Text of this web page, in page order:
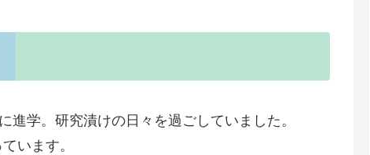
学。研究漬けの日々を過ごしていました。
います。